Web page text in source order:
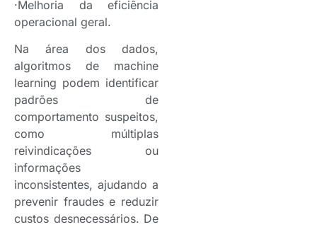
·Melhoria da eficiência
operacional geral.
Na área dos dados,
algoritmos de machine
learning podem identificar
padrões de
comportamento suspeitos,
como múltiplas
reivindicações ou
informações
inconsistentes, ajudando a
prevenir fraudes e reduzir
custos desnecessários. De